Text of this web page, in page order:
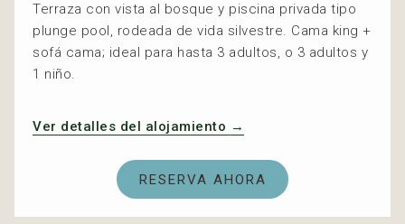
Terraza con vista al bosque y piscina privada tipo
plunge pool, rodeada de vida silvestre. Cama king +
sofá cama; ideal para hasta 3 adultos, o 3 adultos y
1 niño.
Ver detalles del alojamiento
RESERVA AHORA